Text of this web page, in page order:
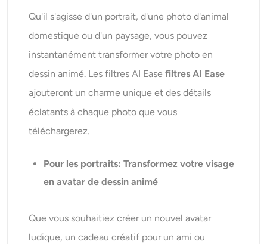
Qu'il s'agisse d'un portrait, d'une photo d'animal
domestique ou d'un paysage, vous pouvez
instantanément transformer votre photo en
dessin animé. Les filtres AI Easefiltres AI Ease
ajouteront un charme unique et des détails
éclatants à chaque photo que vous
téléchargerez.
Pour les portraits: Transformez votre visage
en avatar de dessin animé
Que vous souhaitiez créer un nouvel avatar
ludique, un cadeau créatif pour un ami ou